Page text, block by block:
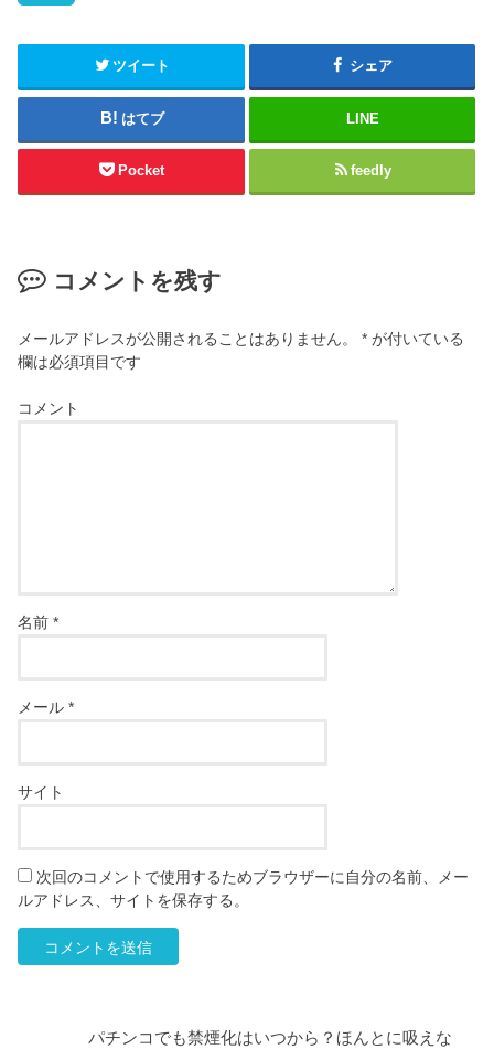
ツイート シェア
はてブ LINE
Pocket feedly
コメントを残す
メールアドレスが公開されることはありません。 * が付いている
欄は必須項目です
コメント
名前*
メール*
サイト
次回のコメントで使用するためブラウザーに自分の名前、メー
ルアドレス、サイトを保存する。
パチンコでも禁煙化はいつから？ほんとに吸えな